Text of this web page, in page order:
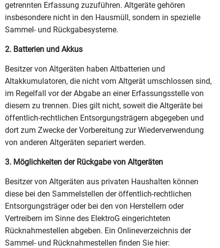
getrennten Erfassung zuzuführen. Altgeräte gehören
insbesondere nicht in den Hausmüll, sondern in spezielle
Sammel- und Rückgabesysteme.
2. Batterien und Akkus
Besitzer von Altgeräten haben Altbatterien und
Altakkumulatoren, die nicht vom Altgerät umschlossen sind,
im Regelfall vor der Abgabe an einer Erfassungsstelle von
diesem zu trennen. Dies gilt nicht, soweit die Altgeräte bei
öffentlich-rechtlichen Entsorgungsträgern abgegeben und
dort zum Zwecke der Vorbereitung zur Wiederverwendung
von anderen Altgeräten separiert werden.
3. Möglichkeiten der Rückgabe von Altgeräten
Besitzer von Altgeräten aus privaten Haushalten können
diese bei den Sammelstellen der öffentlich-rechtlichen
Entsorgungsträger oder bei den von Herstellern oder
Vertreibern im Sinne des ElektroG eingerichteten
Rücknahmestellen abgeben. Ein Onlineverzeichnis der
Sammel- und Rücknahmestellen finden Sie hier: